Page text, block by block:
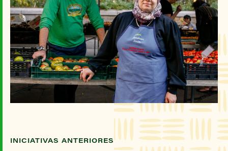
INICIATIVAS ANTERIORES